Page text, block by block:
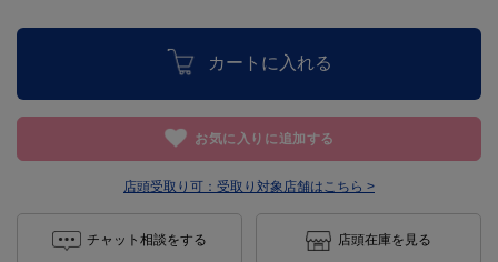
カートに入れる
お気に入りに追加する
店頭受取り可： 受取り対象店舗はこちら >
チャット相談をする 店頭在庫を見る